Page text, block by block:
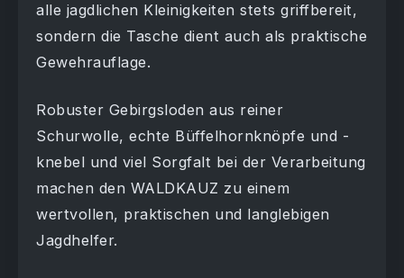
alle jagdlichen Kleinigkeiten stets griffbereit,
sondern die Tasche dient auch als praktische
Gewehrauflage.
Robuster Gebirgsloden aus reiner
Schurwolle, echte Büffelhornknöpfe und -
knebel und viel Sorgfalt bei der Verarbeitung
machen den WALDKAUZ zu einem
wertvollen, praktischen und langlebigen
Jagdhelfer.